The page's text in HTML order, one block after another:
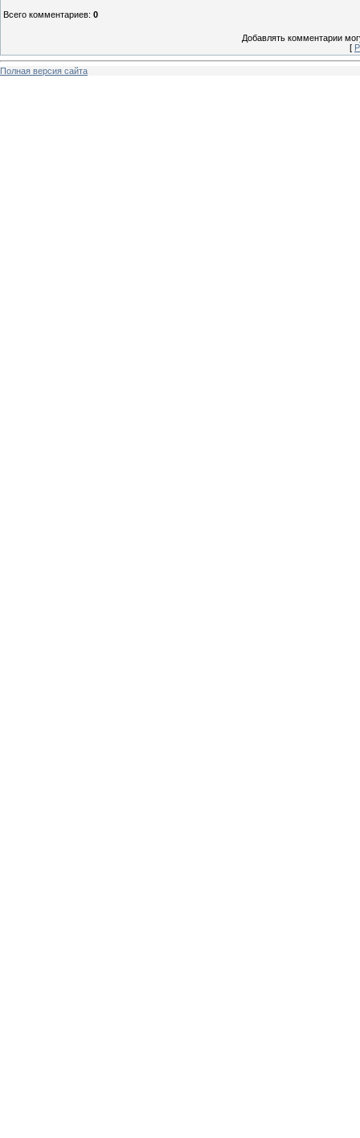
Всего комментариев: 0
Добавлять комментарии
[
Полная версия сайта